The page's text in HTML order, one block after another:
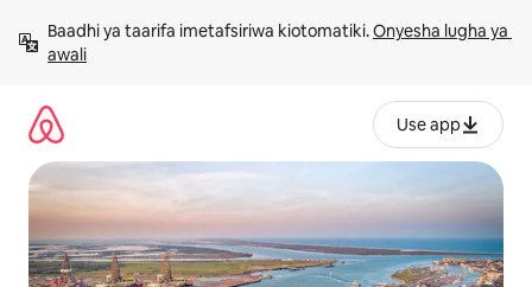
kwenda
kwenye
Baadhi ya taarifa imetafsiriwa kiotomatiki. Onyesha lugha ya
awali
Use app